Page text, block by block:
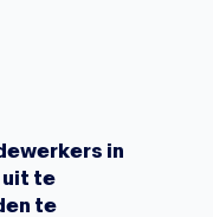
in
uit te
te